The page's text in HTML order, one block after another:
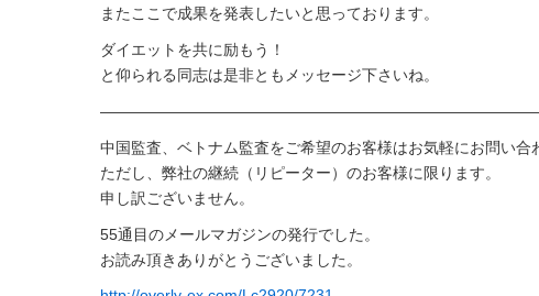
またここで成果を発表したいと思っております。
ダイエットを共に励もう！
と仰られる同志は是非ともメッセージ下さいね。
中国監査、ベトナム監査をご希望のお客様はお気軽にお問い合
ただし、弊社の継続（リピーター）のお客様に限ります。
申し訳ございません。
55通目のメールマガジンの発行でした。
お読み頂きありがとうございました。